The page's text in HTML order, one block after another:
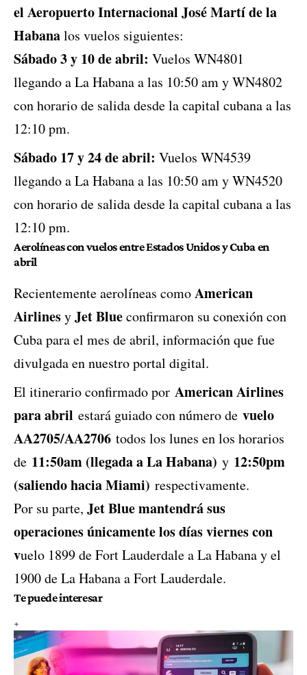
el Aeropuerto Internacional José Martí de la
Habanalos vuelos siguientes:
Sábado 3 y 10 de abril: Vuelos WN4801
llegando a La Habana a las 10:50 am y WN4802
con horario de salida desde la capital cubana a las
12:10 pm.
Sábado 17 y 24 de abril: Vuelos WN4539
llegando a La Habana a las 10:50 am y WN4520
con horario de salida desde la capital cubana a las
12:10 pm.
Aerolíneas con vuelos entre Estados Unidos y Cuba en
abril
Recientemente aerolíneas comoAmerican
AirlinesyJet Blueconfirmaron su conexión con
Cuba para el mes de abril, información que fue
divulgada en nuestro portal digital.
El itinerario confirmado por American Airlines
para abril estará guiado con número de vuelo
AA2705/AA2706 todos los lunes en los horarios
de 11:50am (llegada a La Habana) y 12:50pm
(saliendo hacia Miami) respectivamente.
Por su parte, Jet Bluemantendrá sus
operaciones únicamente los días viernes con
vuelo 1899 de Fort Lauderdale a La Habana y el
1900 de La Habana a Fort Lauderdale.
Te puede interesar